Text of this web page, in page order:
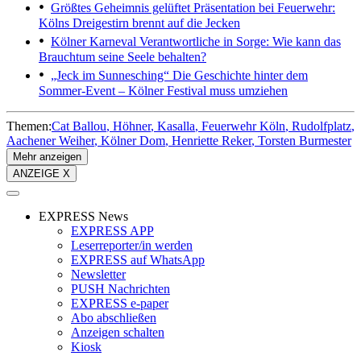
Größtes Geheimnis gelüftet Präsentation bei Feuerwehr:
Kölns Dreigestirn brennt auf die Jecken
Kölner Karneval Verantwortliche in Sorge: Wie kann das
Brauchtum seine Seele behalten?
„Jeck im Sunnesching“ Die Geschichte hinter dem
Sommer-Event – Kölner Festival muss umziehen
Themen:Cat Ballou Höhner Kasalla Feuerwehr Köln Rudolfplatz
Aachener Weiher Kölner Dom Henriette Reker Torsten Burmester
Mehr anzeigen
ANZEIGE X
EXPRESS News
EXPRESS APP
Leserreporter/in werden
EXPRESS auf WhatsApp
Newsletter
PUSH Nachrichten
EXPRESS e-paper
Abo abschließen
Anzeigen schalten
Kiosk